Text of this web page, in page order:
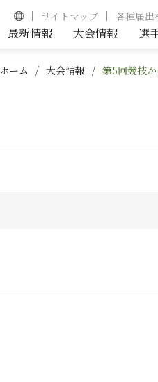
サイトマップ 各種届出
最新情報 大会情報 選
ホーム 大会情報 第5回競技